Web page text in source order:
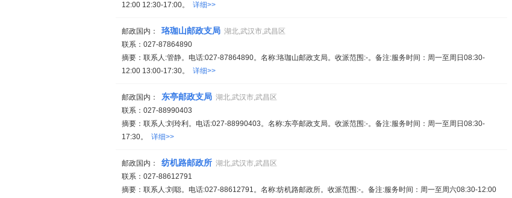
12:00 12:30-17:00。 详细>>
邮政国内： 珞珈山邮政支局 湖北,武汉市,武昌区
联系：027-87864890
摘要：联系人:管静。电话:027-87864890。名称:珞珈山邮政支局。收派范围:-。备注:服务时间：周一至周日08:30-
12:00 13:00-17:30。 详细>>
邮政国内： 东亭邮政支局 湖北,武汉市,武昌区
联系：027-88990403
摘要：联系人:刘玲利。电话:027-88990403。名称:东亭邮政支局。收派范围:-。备注:服务时间：周一至周日08:30-
17:30。 详细>>
邮政国内： 纺机路邮政所 湖北,武汉市,武昌区
联系：027-88612791
摘要：联系人:刘聪。电话:027-88612791。名称:纺机路邮政所。收派范围:-。备注:服务时间：周一至周六08:30-12:00